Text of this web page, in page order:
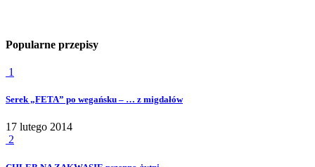
Popularne przepisy
1
Serek „FETA” po wegańsku – … z migdałów
17 lutego 2014
2